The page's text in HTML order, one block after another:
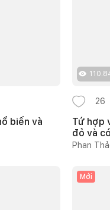
biến và
26
Tứ hợp
đỏ và
Phan
Mới